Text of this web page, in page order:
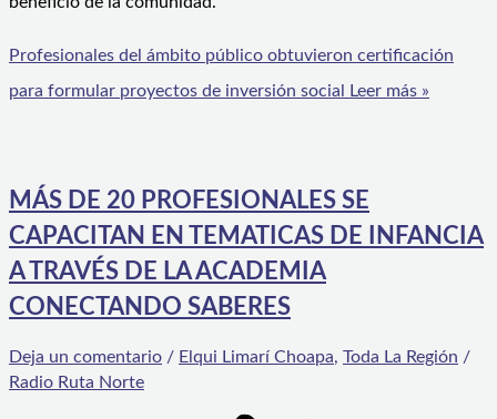
Profesionales del ámbito público obtuvieron certificación
para formular proyectos de inversión social
Leer más »
MÁS DE 20 PROFESIONALES SE
CAPACITAN EN TEMATICAS DE INFANCIA
A TRAVÉS DE LA ACADEMIA
CONECTANDO SABERES
Deja un comentario / Elqui Limarí Choapa, Toda La Región /
Radio Ruta Norte